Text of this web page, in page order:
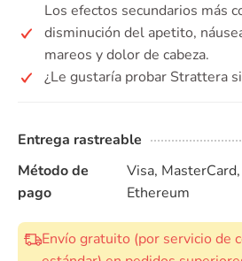
Los efectos secundarios más
disminución del apetito,
mareos y dolor de cabeza.
¿Le gustaría probar Strattera
Entrega rastreable
Método de
pago
Visa,
Ethereum
Envío gratuito (por servicio de